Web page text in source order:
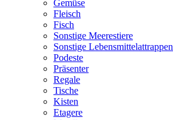
Gemüse
Fleisch
Fisch
Sonstige Meerestiere
Sonstige
Podeste
Präsenter
Regale
Tische
Kisten
Etagere